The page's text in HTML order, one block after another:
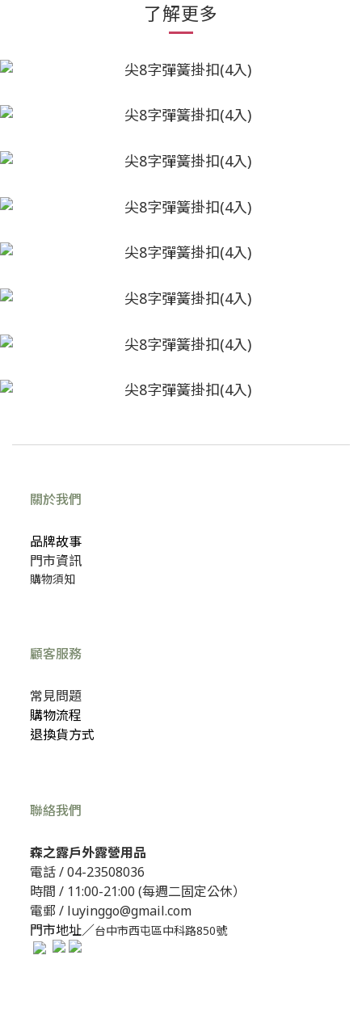
了解更多
關於我們
品牌故事
門市資訊
購物須知
顧客服務
常見問題
購物流程
退換貨方式
聯絡我們
森之露戶外露營用品
電話 /04-23508036
時間 / 11:00-21:00 (每週二固定公休）
電郵 / luyinggo@gmail.com
門市地址／台中市西屯區中科路850號